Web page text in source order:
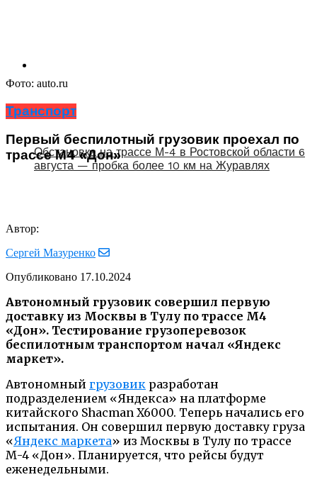
Обстановка на трассе М-4 в Ростовской области 6
августа — пробка более 10 км на Журавлях
Фото: auto.ru
Транспорт
Первый беспилотный грузовик проехал по
трассе М4 «Дон»
Автор:
Сергей Мазуренко
Опубликовано 17.10.2024
Автономный грузовик совершил первую
доставку из Москвы в Тулу по трассе М4
«Дон». Тестирование грузоперевозок
беспилотным транспортом начал «Яндекс
маркет».
Автономный грузовик разработан
подразделением «Яндекса» на платформе
китайского Shacman X6000. Теперь начались его
испытания. Он совершил первую доставку груза
«Яндекс маркета» из Москвы в Тулу по трассе
М-4 «Дон». Планируется, что рейсы будут
еженедельными.